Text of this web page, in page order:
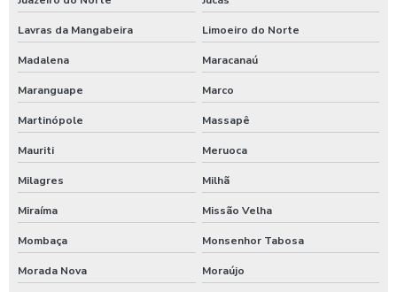
Empresa de escavação no ceará
Empresa de terraplanagem em pernambuco
Empresa especializada em terraplanagem
Empresa terraplanagem em alagoas
Empresa terraplanagem em sergipe
Serviço de terraplanagem na paraíba
Lavras da Mangabeira Limoeiro do Norte
Madalena Maracanaú
Maranguape Marco
Martinópole Massapê
Mauriti Meruoca
Milagres Milhã
Miraíma Missão Velha
Mombaça Monsenhor Tabosa
Morada Nova Moraújo